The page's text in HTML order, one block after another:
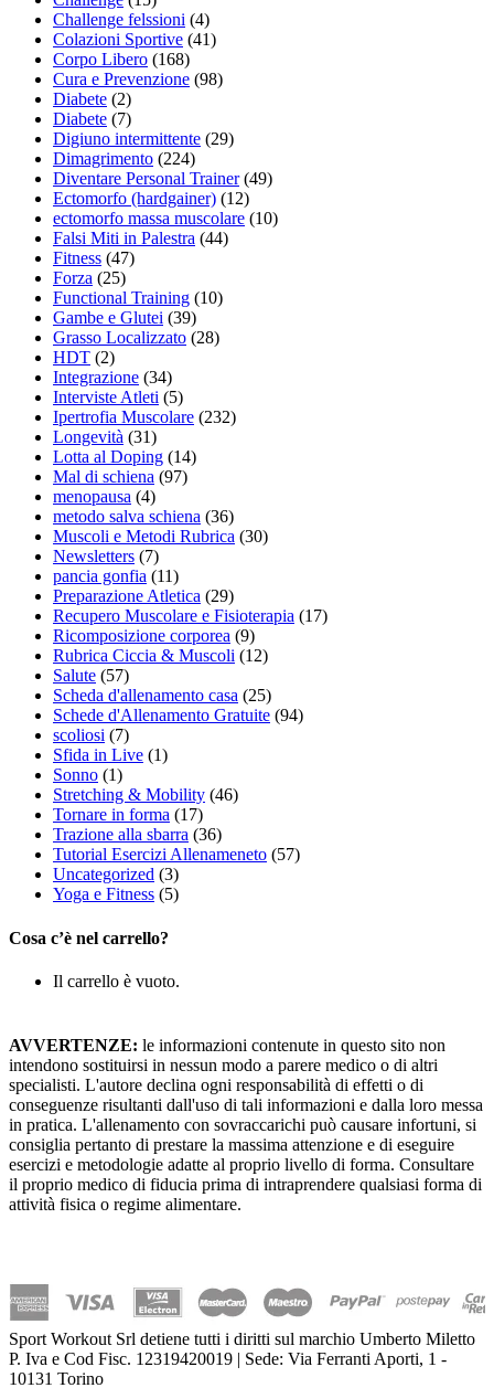
Challenge felssioni (4)
Colazioni Sportive (41)
Corpo Libero (168)
Cura e Prevenzione (98)
Diabete (2)
Diabete (7)
Digiuno intermittente (29)
Dimagrimento (224)
Diventare Personal Trainer(49)
Ectomorfo (hardgainer) (12)
ectomorfo massa muscolare (10)
Falsi Miti in Palestra (44)
Fitness (47)
Forza (25)
Functional Training (10)
Gambe e Glutei (39)
Grasso Localizzato (28)
HDT (2)
Integrazione (34)
Interviste Atleti (5)
Ipertrofia Muscolare (232)
Longevità (31)
Lotta al Doping (14)
Mal di schiena (97)
menopausa (4)
metodo salva schiena (36)
Muscoli e Metodi Rubrica (30)
Newsletters (7)
pancia gonfia (11)
Preparazione Atletica (29)
Recupero Muscolare e Fisioterapia (17)
Ricomposizione corporea (9)
Rubrica Ciccia & Muscoli (12)
Salute (57)
Scheda d'allenamento casa (25)
Schede d'Allenamento Gratuite (94)
scoliosi (7)
Sfida in Live (1)
Sonno (1)
Stretching & Mobility (46)
Tornare in forma (17)
Trazione alla sbarra (36)
Tutorial Esercizi Allenameneto (57)
Uncategorized (3)
Yoga e Fitness (5)
Cosa c’è nel carrello?
Il carrello è vuoto.
AVVERTENZE: le informazioni contenute in questo sito non
intendono sostituirsi in nessun modo a parere medico o di altri
specialisti. L'autore declina ogni responsabilità di effetti o di
conseguenze risultanti dall'uso di tali informazioni e dalla loro messa
in pratica. L'allenamento con sovraccarichi può causare infortuni, si
consiglia pertanto di prestare la massima attenzione e di eseguire
esercizi e metodologie adatte al proprio livello di forma. Consultare
il proprio medico di fiducia prima di intraprendere qualsiasi forma di
attività fisica o regime alimentare.
Sport Workout Srl detiene tutti i diritti sul marchio Umberto Miletto
P. Iva e Cod Fisc. 12319420019 | Sede: Via Ferranti Aporti, 1 -
10131 Torino